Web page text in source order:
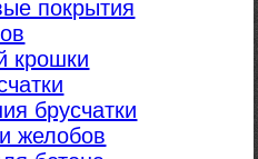
покрытия
крошки
брусчатки
желобов